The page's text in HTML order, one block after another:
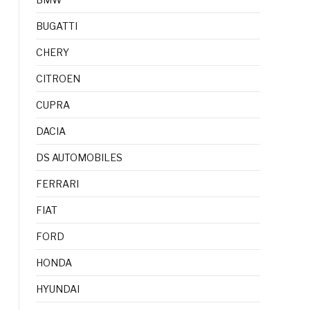
BUGATTI
CHERY
CITROEN
CUPRA
DACIA
DS AUTOMOBILES
FERRARI
FIAT
FORD
HONDA
HYUNDAI